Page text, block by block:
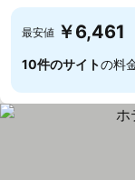
最安値 ￥6,461
10件のサイトの料